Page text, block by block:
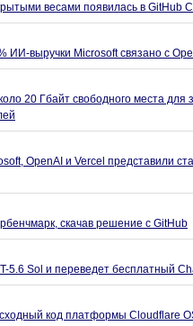
весами появилась в GitHub
ИИ-выручки Microsoft связано с
20 Гбайт свободного места для
OpenAI и Vercel представили
скачав решение с GitHub
5.6 Sol и переведет бесплатный
код платформы Cloudflare